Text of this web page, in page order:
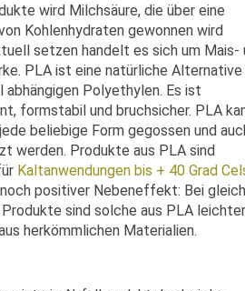
wird Milchsäure, die über eine
Kohlenhydraten gewonnen wird
setzen handelt es sich um Mais-
PLA ist eine natürliche Alternative
abhängigen Polyethylen. Es ist
formstabil und bruchsicher. PLA
beliebige Form gegossen und
werden. Produkte aus PLA sind
Kaltanwendungen bis + 40 Grad
positiver Nebeneffekt: Bei
sind solche aus PLA
herkömmlichen Materialien.